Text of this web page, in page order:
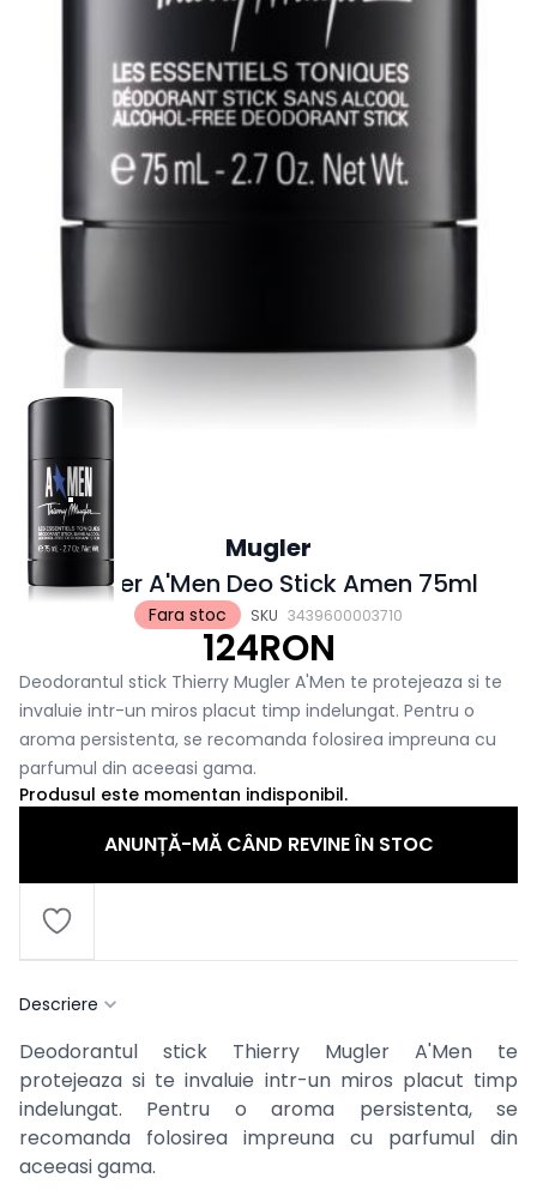
Fara stoc SKU 3439600003710
Mugler
Mugler A'Men Deo Stick Amen 75ml
124RON
Deodorantul stick Thierry Mugler A'Men te protejeaza si te
invaluie intr-un miros placut timp indelungat. Pentru o
aroma persistenta, se recomanda folosirea impreuna cu
parfumul din aceeasi gama.
Produsul este momentan indisponibil.
ANUNȚĂ-MĂ CÂND REVINE ÎN STOC
Descriere
Deodorantul stick Thierry Mugler A'Men te
protejeaza si te invaluie intr-un miros placut timp
indelungat. Pentru o aroma persistenta, se
recomanda folosirea impreuna cu parfumul din
aceeasi gama.